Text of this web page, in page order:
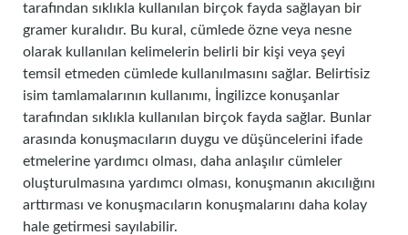
tarafından sıklıkla kullanılan birçok fayda sağlayan bir
gramer kuralıdır. Bu kural, cümlede özne veya nesne
olarak kullanılan kelimelerin belirli bir kişi veya şeyi
temsil etmeden cümlede kullanılmasını sağlar. Belirtisiz
isim tamlamalarının kullanımı, İngilizce konuşanlar
tarafından sıklıkla kullanılan birçok fayda sağlar. Bunlar
arasında konuşmacıların duygu ve düşüncelerini ifade
etmelerine yardımcı olması, daha anlaşılır cümleler
oluşturulmasına yardımcı olması, konuşmanın akıcılığını
arttırması ve konuşmacıların konuşmalarını daha kolay
hale getirmesi sayılabilir.